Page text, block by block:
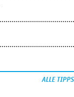
ALLE TIPPS